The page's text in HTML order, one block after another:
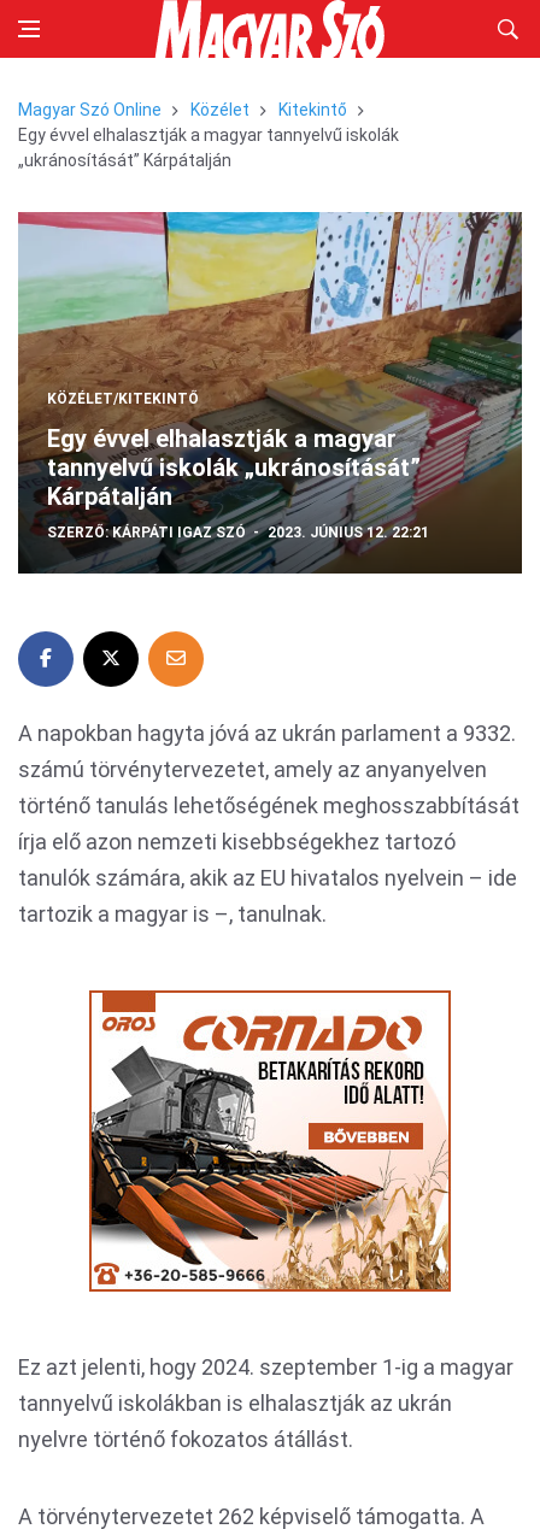
Magyar Szó Online Közélet
Kitekintő
Egy évvel elhalasztják a magyar tannyelvű iskolák
„ukránosítását” Kárpátalján
KÖZÉLET/KITEKINTŐ
Egy évvel elhalasztják a magyar
tannyelvű iskolák „ukránosítását”
Kárpátalján
SZERZŐ:KÁRPÁTI IGAZ SZÓ 2023. JÚNIUS 12. 22:21
A napokban hagyta jóvá az ukrán parlament a 9332.
számú törvénytervezetet, amely az anyanyelven
történő tanulás lehetőségének meghosszabbítását
írja elő azon nemzeti kisebbségekhez tartozó
tanulók számára, akik az EU hivatalos nyelvein – ide
tartozik a magyar is –, tanulnak.
Ez azt jelenti, hogy 2024. szeptember 1-ig a magyar
tannyelvű iskolákban is elhalasztják az ukrán
nyelvre történő fokozatos átállást.
A törvénytervezetet 262 képviselő támogatta. A